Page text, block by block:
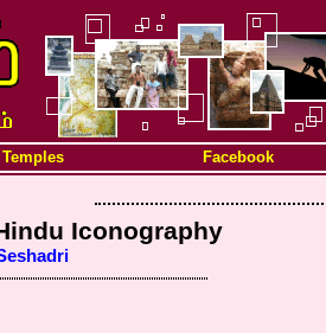
Temples
Facebook
Iconography